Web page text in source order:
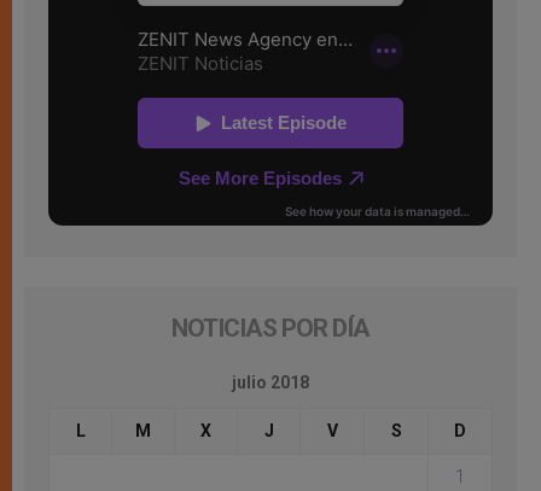
NOTICIAS POR DÍA
julio 2018
L M X J V S D
1